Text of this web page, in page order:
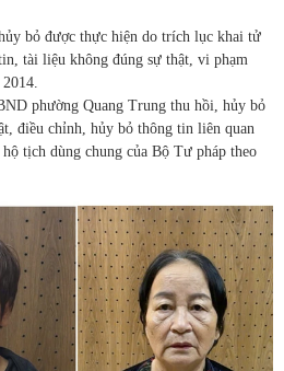
bỏ được thực hiện do trích lục khai tử
tài liệu không đúng sự thật, vi phạm
phường Quang Trung thu hồi, hủy bỏ
điều chỉnh, hủy bỏ thông tin liên quan
tịch dùng chung của Bộ Tư pháp theo